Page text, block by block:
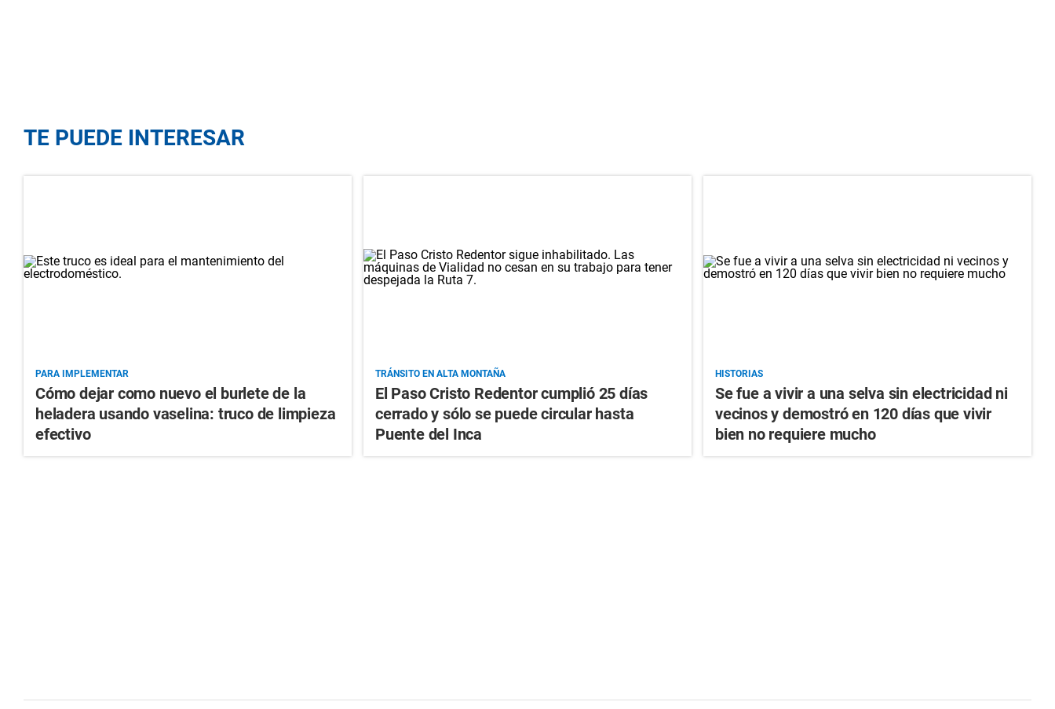
TE PUEDE INTERESAR
PARA IMPLEMENTAR
Cómo dejar como nuevo el burlete de la
heladera usando vaselina: truco de limpieza
efectivo
TRÁNSITO EN ALTA MONTAÑA
El Paso Cristo Redentor cumplió 25 días
cerrado y sólo se puede circular hasta
Puente del Inca
HISTORIAS
Se fue a vivir a una selva sin electricidad ni
vecinos y demostró en 120 días que vivir
bien no requiere mucho